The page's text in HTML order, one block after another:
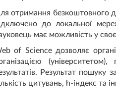
отримання безкоштовного
до локальної
має можливість у
of Science дозволяє
Результат пошуку
цитувань, h-індекс